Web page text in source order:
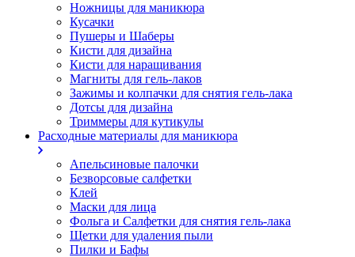
Ножницы для маникюра
Кусачки
Пушеры и Шаберы
Кисти для дизайна
Кисти для наращивания
Магниты для гель-лаков
Зажимы и колпачки для снятия гель-лака
Дотсы для дизайна
Триммеры для кутикулы
Расходные материалы для маникюра
Апельсиновые палочки
Безворсовые салфетки
Клей
Маски для лица
Фольга и Салфетки для снятия гель-лака
Щетки для удаления пыли
Пилки и Бафы